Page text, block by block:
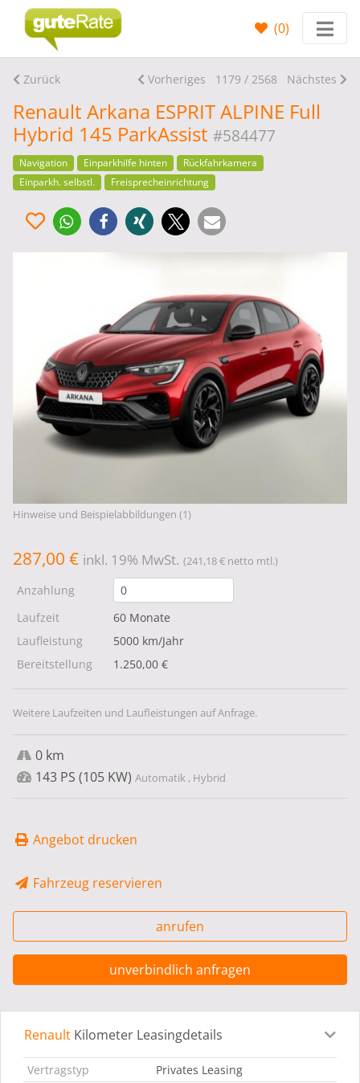
(0)
Zurück Vorheriges 1179 / 2568 Nächstes
Renault Arkana ESPRIT ALPINE Full
Hybrid 145 ParkAssist #584477
Navigation Einparkhilfe hinten
Rückfahrkamera
Einparkh. selbstl.
Freisprecheinrichtung
Hinweise und Beispielabbildungen (1)
287,00 € inkl. 19% MwSt. (241,18 € netto mtl.)
Anzahlung
Laufzeit
60 Monate
Laufleistung
5000 km/Jahr
Bereitstellung
1.250,00 €
Weitere Laufzeiten und Laufleistungen auf Anfrage.
0 km
143 PS (105 KW) Automatik , Hybrid
Angebot drucken
Fahrzeug reservieren
anrufen
unverbindlich anfragen
Leasingdetails Fahrzeugdetails
Renault Kilometer Leasingdetails
Vertragstyp
Privates Leasing